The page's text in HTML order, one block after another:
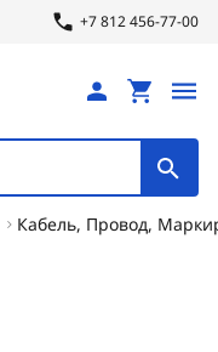
+7 812 456-77-00
Кабель, Провод,